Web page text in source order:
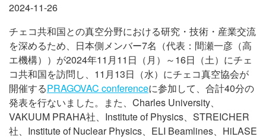
2024-11-26
チェコ共和国との真空分野における研究・技術・産業交流
を深めるため、日本側メンバー7名（代表：間瀬一彦（高
エ機構））が2024年11月11日（月）～16日（土）にチェ
コ共和国を訪問し、11月13日（水）にチェコ真空協会が
開催するPRAGOVAC conferenceに参加して、合計40分の
発表を行ないました。また、Charles University、
VAKUUM PRAHA社、Institute of Physics、STREICHER
社、Institute of Nuclear Physics、ELI Beamlines、HiLASE